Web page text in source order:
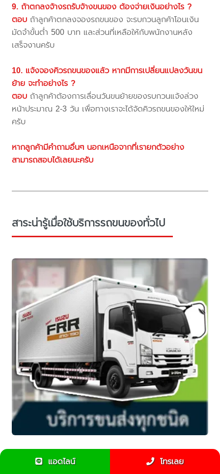
9. ถ้าตกลงจ้างรถรับจ้างขนของ ต้องจ่ายเงินอย่างไร ?
ตอบ ถ้าลูกค้าตกลงจองรถขนของ จะรบกวนลูกค้าโอนเงิน
มัดจำขั้นต่ำ 500 บาท และส่วนที่เหลือให้กับพนักงานหลัง
เสร็จงานครับ
10. แจ้งจองคิวรถขนของแล้ว หากมีการเปลี่ยนแปลงวันขน
ย้าย จะทำอย่างไร ?
ตอบ ถ้าลูกค้าต้องการเลื่อนวันขนย้ายของรบกวนแจ้งล่วง
หน้าประมาณ 2-3 วัน เพื่อทางเราจะได้จัดคิวรถขนของให้ใหม่
ครับ
หากลูกค้ามีคำถามอื่นๆ นอกเหนือจากที่เรายกตัวอย่าง
สามารถสอบได้เลยนะครับ
สาระน่ารู้เมื่อใช้บริการรถขนของทั่วไป
แอดไลน์ โทรเลย